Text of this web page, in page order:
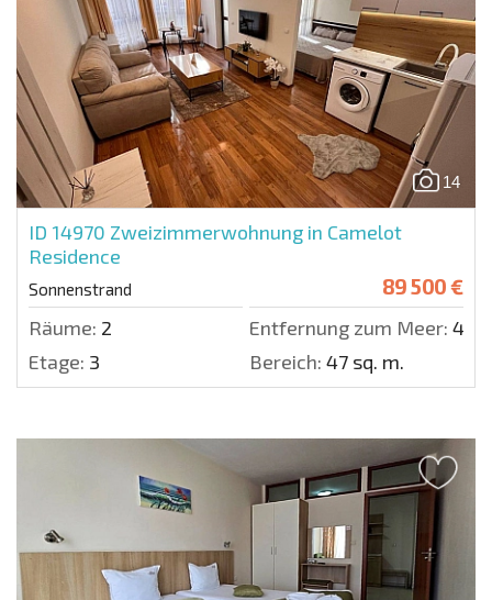
14
ID 14970 Zweizimmerwohnung in Camelot
Residence
Sonnenstrand 89 500 €
Räume: 2 Entfernung zum Meer: 400
Etage: 3 Bereich: 47 sq. m.